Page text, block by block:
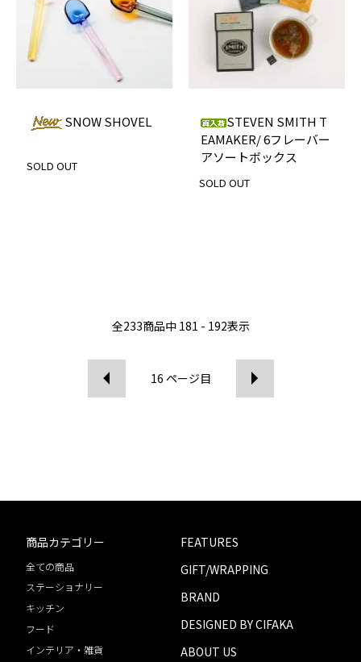
SNOW SHOVEL
SOLD OUT
STEVEN SMITH T
EAMAKER/ 6フレーバー
アソートボックス
SOLD OUT
全233商品中 181 - 192表示
16 ページ目
商品カテゴリー
全ての商品
ステーショナリー
キッチン
フード
インテリア・雑貨
FEATURES
GIFT/WRAPPING
BRAND
DESIGNED BY CIFAKA
ABOUT US